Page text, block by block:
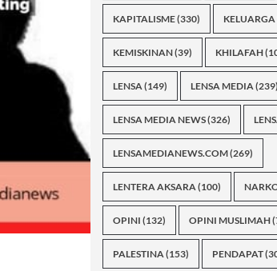
KAPITALISME(330) KELUARGA
KEMISKINAN(39) KHILAFAH
LENSA(149) LENSA MEDIA(239)
LENSA MEDIA NEWS(326)
LENSAMEDIANEWS.COM(269)
LENTERA AKSARA(100)
OPINI (132) OPINI MUSLIMAH
PALESTINA(153) PENDAPAT